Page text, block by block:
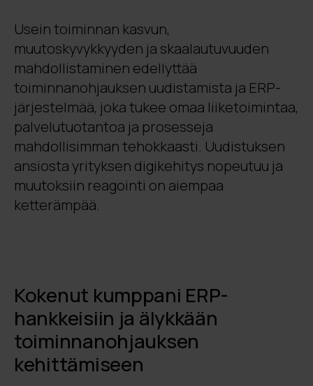
Usein toiminnan kasvun,
muutoskyvykkyyden ja skaalautuvuuden
mahdollistaminen edellyttää
toiminnanohjauksen uudistamista ja ERP-
järjestelmää, joka tukee omaa liiketoimintaa,
palvelutuotantoa ja prosesseja
mahdollisimman tehokkaasti. Uudistuksen
ansiosta yrityksen digikehitys nopeutuu ja
muutoksiin reagointi on aiempaa
ketterämpää.
Kokenut kumppani ERP-
hankkeisiin ja älykkään
toiminnanohjauksen
kehittämiseen